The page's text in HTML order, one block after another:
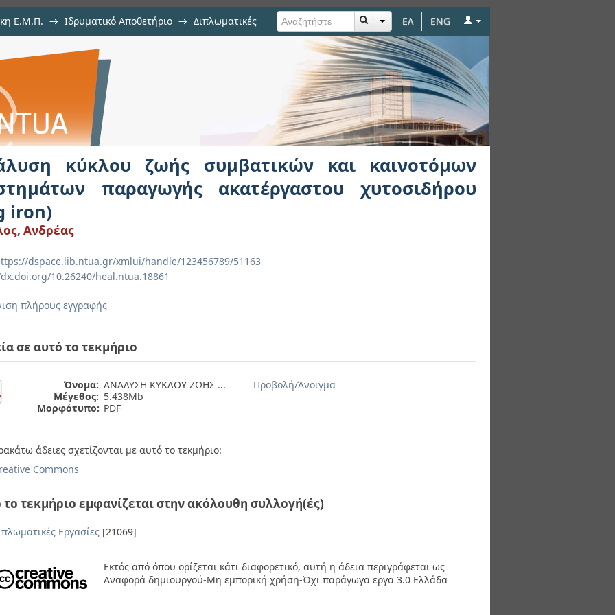
ΕΛ ENG
Ε.Μ.Π. → Ιδρυματικό Αποθετήριο → Διπλωματικές
συμβατικών και καινοτόμων συστημάτων
χυτοσιδήρου (pig iron)
κύκλου ζωής συμβατικών και καινοτόμων
παραγωγής ακατέργαστου χυτοσιδήρου
iron)
Ανδρέας
dspace.lib.ntua.gr/xmlui/handle/123456789/51163
10.26240/heal.ntua.18861
πλήρους εγγραφής
σε αυτό το τεκμήριο
Όνομα: ΑΝΑΛΥΣΗ ΚΥΚΛΟΥ ΖΩΗΣ ...
Μέγεθος: 5.438Mb
Μορφότυπο: PDF
Προβολή/Άνοιγμα
άδειες σχετίζονται με αυτό το τεκμήριο:
Commons
το τεκμήριο εμφανίζεται στην ακόλουθη συλλογή(ές)
Εργασίες [21069]
Εκτός από όπου ορίζεται κάτι διαφορετικό, αυτή η άδεια περιγράφεται ως
Αναφορά δημιουργού-Μη εμπορική χρήση-Όχι παράγωγα εργα 3.0 Ελλάδα